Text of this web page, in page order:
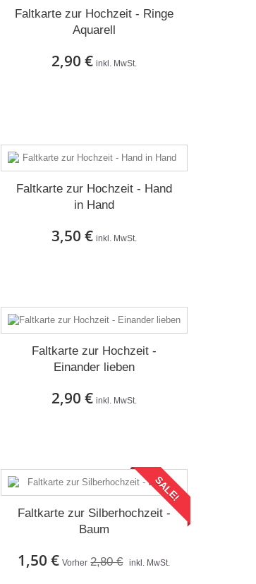
Faltkarte zur Hochzeit - Ringe
Aquarell
2,90 € inkl. MwSt.
Faltkarte zur Hochzeit - Hand
in Hand
3,50 € inkl. MwSt.
Faltkarte zur Hochzeit -
Einander lieben
2,90 € inkl. MwSt.
SALE!
Faltkarte zur Silberhochzeit -
Baum
1,50 € Vorher 2,80 € inkl. MwSt.